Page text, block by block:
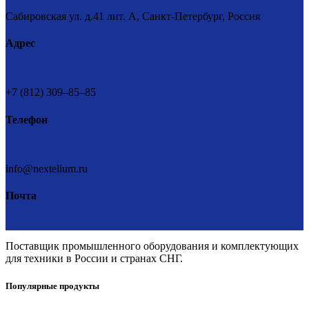
Сабировская ул. д.41 лит. А, Санкт-Петербург, Россия
Адрес
+7 (812) 309–85–85
Телефон
info@nextelium.ru
Почта
Поставщик промышленного оборудования и комплектующих
для техники в России и странах СНГ.
Популярные продукты